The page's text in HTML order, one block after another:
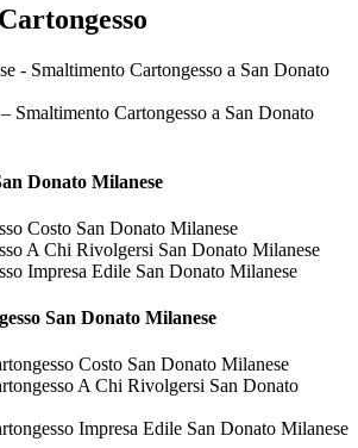
Smaltimento Cartongesso a San Donato
Donato Milanese
Costo San Donato Milanese
A Chi Rivolgersi San Donato Milanese
Impresa Edile San Donato Milanese
San Donato Milanese
Costo San Donato Milanese
A Chi Rivolgersi San Donato
Impresa Edile San Donato Milanese